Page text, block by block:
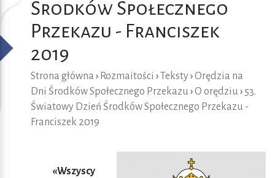
Środków Społecznego
Przekazu - Franciszek
2019
Strona główna › Rozmaitości ›Teksty›Orędzia na
Dni Środków Społecznego Przekazu ›O orędziu › 53.
Światowy Dzień Środków Społecznego Przekazu -
Franciszek 2019
«Wszyscy